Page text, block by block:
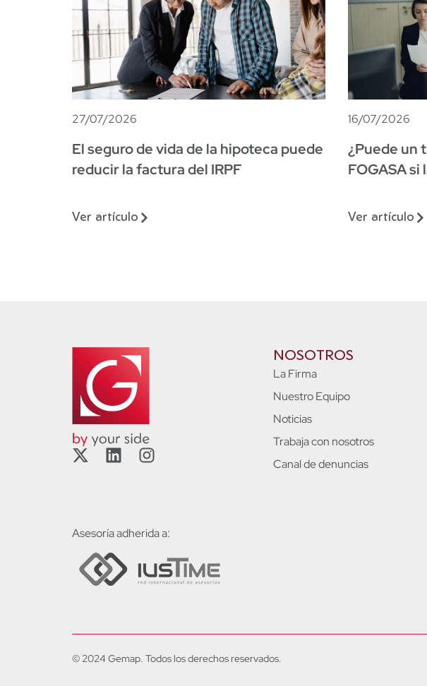
27/07/2026
El seguro de vida de la hipoteca puede
reducir la factura del IRPF
Ver artículo
16/07/2026
¿Puede un
FOGASA si
Ver artículo
NOSOTROS
La Firma
Nuestro Equipo
Noticias
Trabaja con nosotros
Canal de denuncias
Asesoría adherida a:
© 2024 Gemap. Todos los derechos reservados.